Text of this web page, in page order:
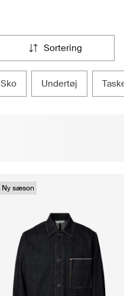
sortering
sko undertøj
Ny sæson